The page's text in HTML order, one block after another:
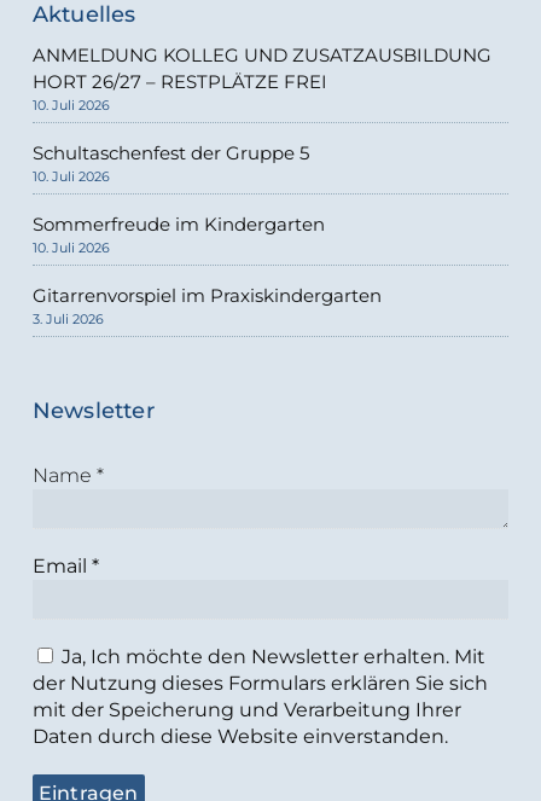
Aktuelles
ANMELDUNG KOLLEG UND ZUSATZAUSBILDUNG
HORT 26/27 – RESTPLÄTZE FREI
10. Juli 2026
Schultaschenfest der Gruppe 5
10. Juli 2026
Sommerfreude im Kindergarten
10. Juli 2026
Gitarrenvorspiel im Praxiskindergarten
3. Juli 2026
Newsletter
Name *
Email *
Ja, Ich möchte den Newsletter erhalten. Mit
der Nutzung dieses Formulars erklären Sie sich
mit der Speicherung und Verarbeitung Ihrer
Daten durch diese Website einverstanden.